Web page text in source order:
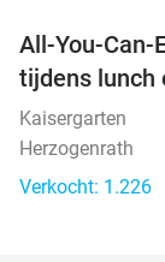
All-You-Can-
tijdens lunch
Kaisergarten
Herzogenrath
Verkocht: 1.226